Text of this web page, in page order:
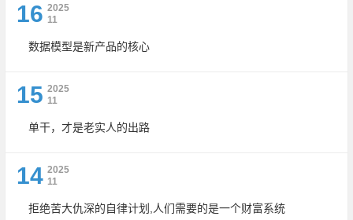
16 2025
11
数据模型是新产品的核心
15 2025
11
单干，才是老实人的出路
14 2025
11
拒绝苦大仇深的自律计划,人们需要的是一个财富系统